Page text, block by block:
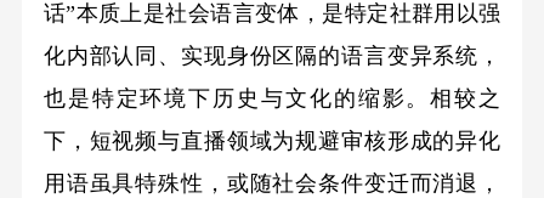
话”本质上是社会语言变体，是特定社群用以强
化内部认同、实现身份区隔的语言变异系统，
也是特定环境下历史与文化的缩影。相较之
下，短视频与直播领域为规避审核形成的异化
用语虽具特殊性，或随社会条件变迁而消退，